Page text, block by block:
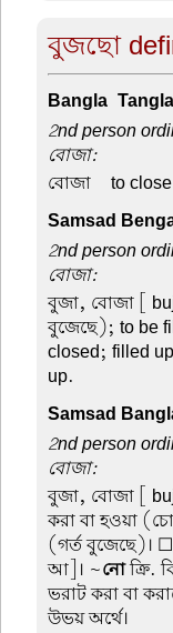
বুজছো
Bangla-
2nd person
বোজা:
বোজা –to close
Samsad
2nd person
বোজা:
বুজা, বোজা [
বুজেছে); to be
closed; filled
up.
Samsad
2nd person
বোজা:
বুজা, বোজা [
করা বা হওয়া
(গর্ত বুজেছে)।
আ]। ~নোক্রি.
ভরাট করা বা
উভয় অর্থে।